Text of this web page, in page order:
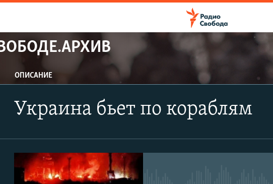
Apple Podcasts
CastBox
ОПИСАНИЕ
Украина бьет по кораблям